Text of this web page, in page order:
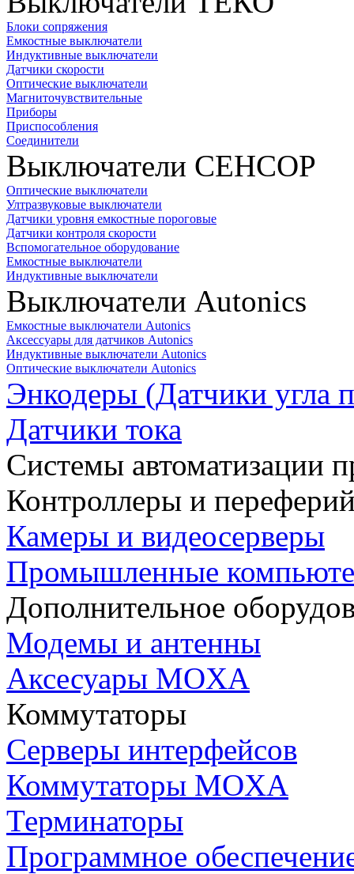
Блоки сопряжения
Емкостные выключатели
Индуктивные выключатели
Датчики скорости
Оптические выключатели
Магниточувствительные
Приборы
Приспособления
Соединители
Выключатели СЕНСОР
Оптические выключатели
Ултразвуковые выключатели
Датчики уровня емкостные пороговые
Датчики контроля скорости
Вспомогательное оборудование
Емкостные выключатели
Индуктивные выключатели
Выключатели Autonics
Емкостные выключатели Autonics
Аксессуары для датчиков Autonics
Индуктивные выключатели Autonics
Оптические выключатели Autonics
Энкодеры (Датчики угла
Датчики тока
Системы автоматизации
Контроллеры и
Камеры и видеосерверы
Промышленные
Дополнительное
Модемы и антенны
Аксесуары MOXA
Коммутаторы
Серверы интерфейсов
Коммутаторы MOXA
Терминаторы
Программное